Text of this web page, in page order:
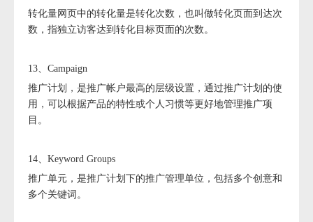
转化量网页中的转化量是转化次数，也叫做转化页面到达次
数，指独立访客达到转化目标页面的次数。
13、Campaign
推广计划，是推广帐户最高的层级设置，通过推广计划的使
用，可以根据产品的特性或个人习惯等更好地管理推广项
目。
14、Keyword Groups
推广单元，是推广计划下的推广管理单位，包括多个创意和
多个关键词。